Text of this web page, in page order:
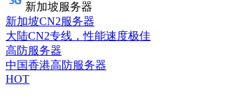
新加坡服务器
新加坡CN2服务器
大陆CN2专线，性能速度极佳
高防服务器
中国香港高防服务器
HOT